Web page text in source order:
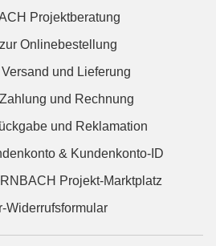
Projektberatung
Onlinebestellung
und Lieferung
und Rechnung
und Reklamation
& Kundenkonto-ID
Projekt-Marktplatz
Widerrufsformular